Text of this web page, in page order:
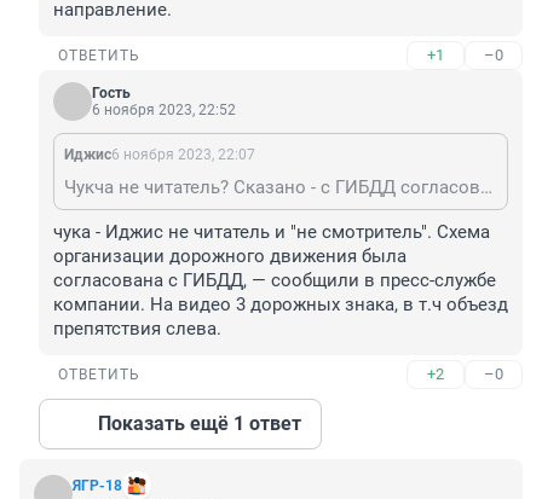
направление.
ОТВЕТИТЬ +1 –0
Гость
6 ноября 2023, 22:52
Иджис6 ноября 2023, 22:07
Чукча не читатель? Сказано - с ГИБДД согласовано.
чука - Иджис не читатель и "не смотритель". Схема
организации дорожного движения была
согласована с ГИБДД, — сообщили в пресс-службе
компании. На видео 3 дорожных знака, в т.ч объезд
препятствия слева.
ОТВЕТИТЬ +2 –0
Показать ещё 1 ответ
ЯГР-18